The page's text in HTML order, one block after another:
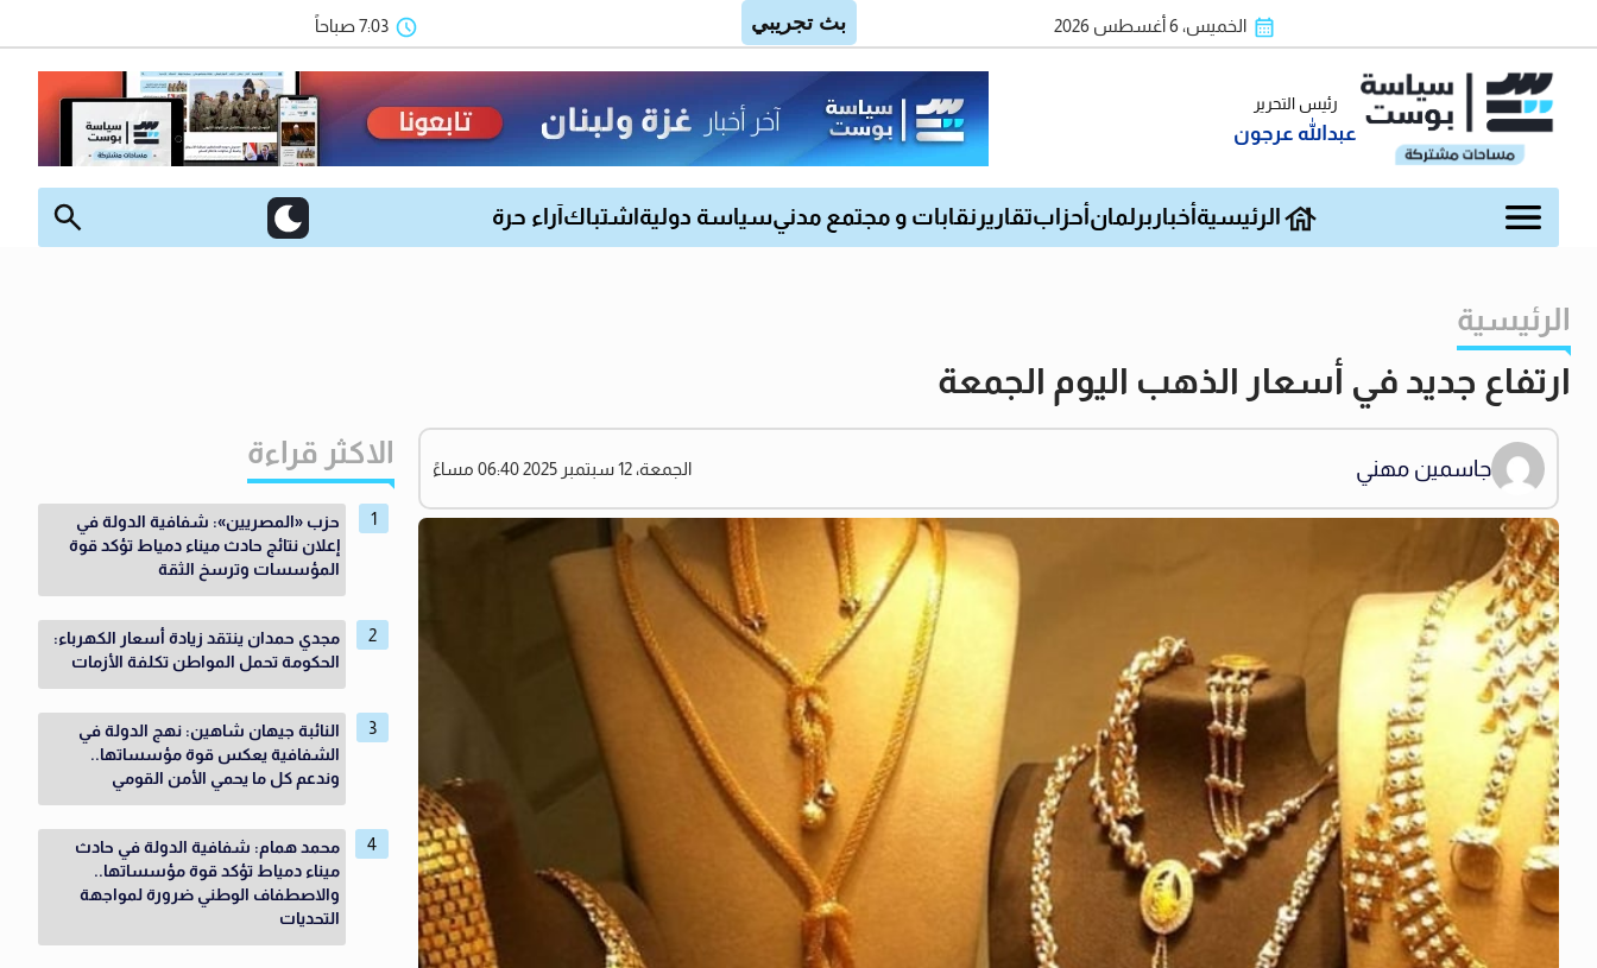
الخميس، 6 أغسطس 2026 7:03 صباحاً
رئيس التحرير
عبدالله عرجون
الرئيسية أخبار برلمان أحزابتقارير نقابات و مجتمع مدنيسياسة دولية اشتباك آراء حرة
الرئيسية
ارتفاع جديد في أسعار الذهب اليوم الجمعة
جاسمين مهني الجمعة، 12 سبتمبر 2025 06:40 مساءً الاكثر قراءة
حزب «المصريين»: شفافية الدولة في
إعلان نتائج حادث ميناء دمياط تؤكد قوة
المؤسسات وترسخ الثقة
مجدي حمدان ينتقد زيادة أسعار الكهرباء:
الحكومة تحمل المواطن تكلفة الأزمات
النائبة جيهان شاهين: نهج الدولة في
الشفافية يعكس قوة مؤسساتها..
وندعم كل ما يحمي الأمن القومي
محمد همام: شفافية الدولة في حادث
ميناء دمياط تؤكد قوة مؤسساتها..
والاصطفاف الوطني ضرورة لمواجهة
التحديات